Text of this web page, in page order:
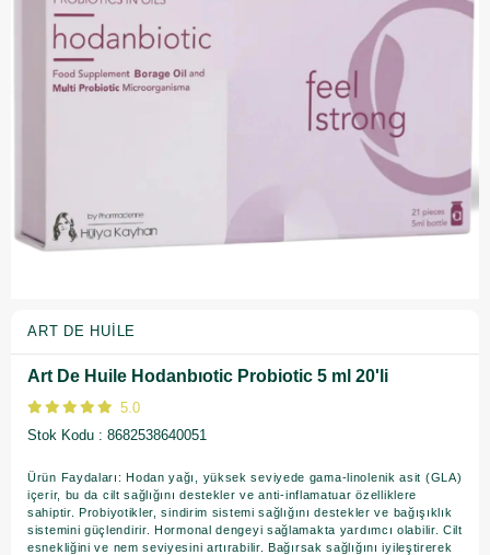
ART DE HUILE
Art De Huile Hodanbıotic Probiotic 5 ml 20'li
5.0
Stok Kodu
8682538640051
Ürün Faydaları: Hodan yağı, yüksek seviyede gama-linolenik asit (GLA)
içerir, bu da cilt sağlığını destekler ve anti-inflamatuar özelliklere
sahiptir. Probiyotikler, sindirim sistemi sağlığını destekler ve bağışıklık
sistemini güçlendirir. Hormonal dengeyi sağlamakta yardımcı olabilir. Cilt
esnekliğini ve nem seviyesini artırabilir. Bağırsak sağlığını iyileştirerek